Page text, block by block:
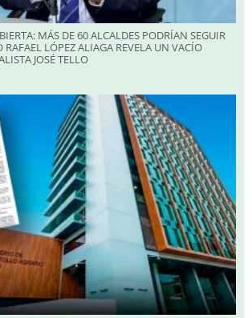
MÁS DE 60 ALCALDES PODRÍAN SEGUIR
RAFAEL LÓPEZ ALIAGA REVELA UN VACÍO
JOSÉ TELLO